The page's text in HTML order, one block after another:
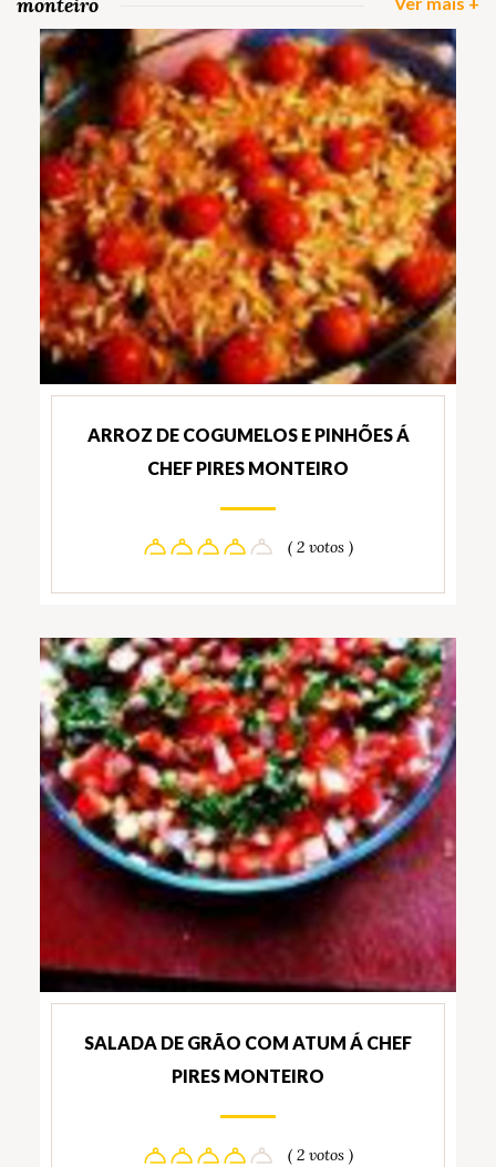
monteiro
ARROZ DE COGUMELOS E PINHÕES Á
CHEF PIRES MONTEIRO
( 2 votos )
SALADA DE GRÃO COM ATUM Á CHEF
PIRES MONTEIRO
( 2 votos )